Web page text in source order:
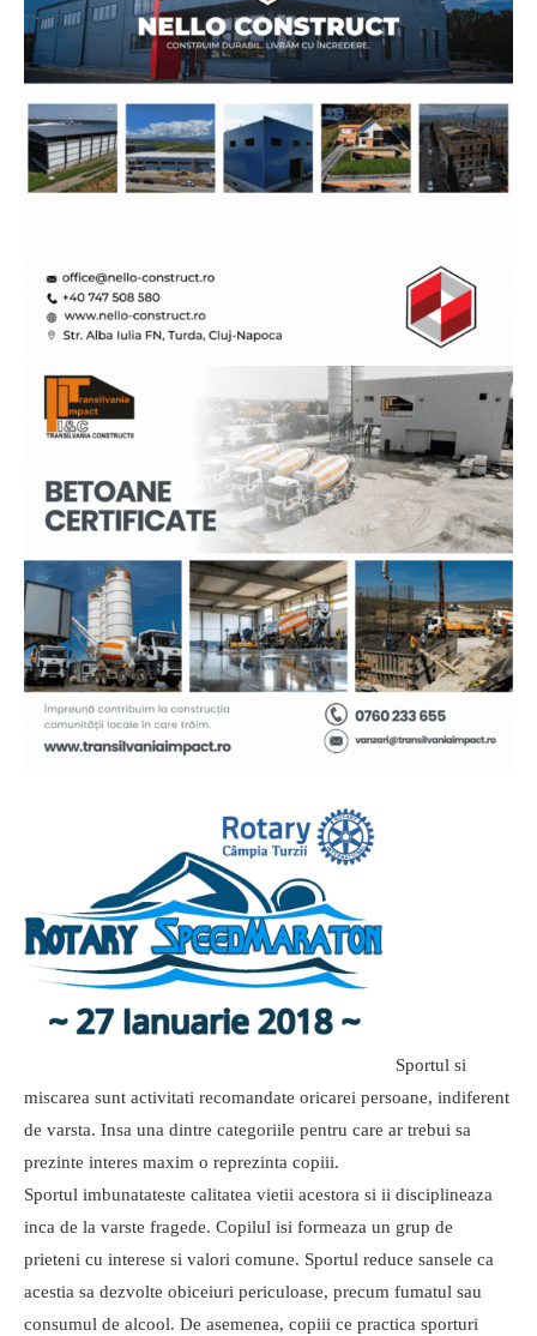
Sportul si
miscarea sunt activitati recomandate oricarei persoane, indiferent
de varsta. Insa una dintre categoriile pentru care ar trebui sa
prezinte interes maxim o reprezinta copiii.
Sportul imbunatateste calitatea vietii acestora si ii disciplineaza
inca de la varste fragede. Copilul isi formeaza un grup de
prieteni cu interese si valori comune. Sportul reduce sansele ca
acestia sa dezvolte obiceiuri periculoase, precum fumatul sau
consumul de alcool. De asemenea, copiii ce practica sporturi